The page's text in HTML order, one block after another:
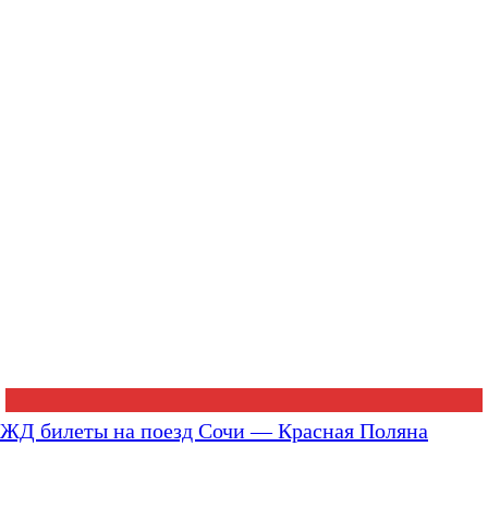
ЖД билеты на поезд Сочи — Красная Поляна